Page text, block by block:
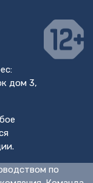
дом 3,
по